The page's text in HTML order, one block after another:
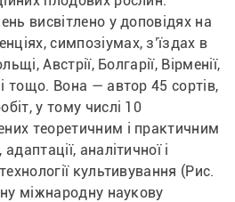
висвітлено у доповідях на
симпозіумах, з’їздах в
Австрії, Болгарії, Вірменії,
тощо. Вона — автор 45 сортів,
у тому числі 10
теоретичним і практичним
аналітичної і
культивування (Рис.
міжнародну наукову